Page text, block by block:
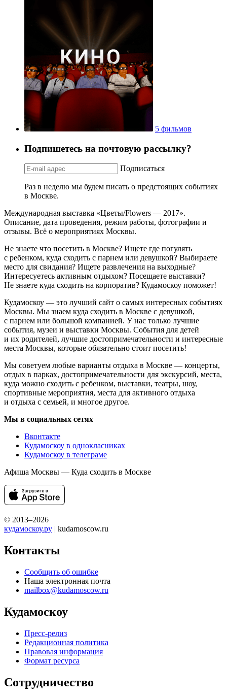
5 фильмов
Подпишетесь на почтовую рассылку?
Подписаться
Раз в неделю мы будем писать о предстоящих событиях
в Москве.
Международная выставка «Цветы/Flowers — 2017».
Описание, дата проведения, режим работы, фотографии и
отзывы. Всё о мероприятиях Москвы.
Не знаете что посетить в Москве? Ищете где погулять
с ребенком, куда сходить с парнем или девушкой? Выбираете
место для свидания? Ищете развлечения на выходные?
Интересуетесь активным отдыхом? Посещаете выставки?
Не знаете куда сходить на корпоратив? Кудамоскоу поможет!
Кудамоскоу — это лучший сайт о самых интересных событиях
Москвы. Мы знаем куда сходить в Москве с девушкой,
с парнем или большой компанией. У нас только лучшие
события, музеи и выставки Москвы. События для детей
и их родителей, лучшие достопримечательности и интересные
места Москвы, которые обязательно стоит посетить!
Мы советуем любые варианты отдыха в Москве — концерты,
отдых в парках, достопримечательности для экскурсий, места,
куда можно сходить с ребенком, выставки, театры, шоу,
спортивные мероприятия, места для активного отдыха
и отдыха с семьей, и многое другое.
Мы в социальных сетях
Вконтакте
Кудамоскоу в однокласниках
Кудамоскоу в телеграме
Афиша Москвы — Куда сходить в Москве
© 2013–2026
кудамоскоу.ру | kudamoscow.ru
Контакты
Сообщить об ошибке
Наша электронная почта
mailbox@kudamoscow.ru
Кудамоскоу
Пресс-релиз
Редакционная политика
Правовая информация
Формат ресурса
Сотрудничество